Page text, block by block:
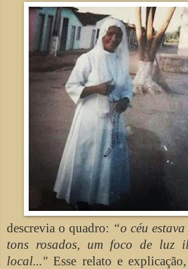
descrevia o quadro: “o céu
tons rosados, um foco de luz
local..."Esse relato e